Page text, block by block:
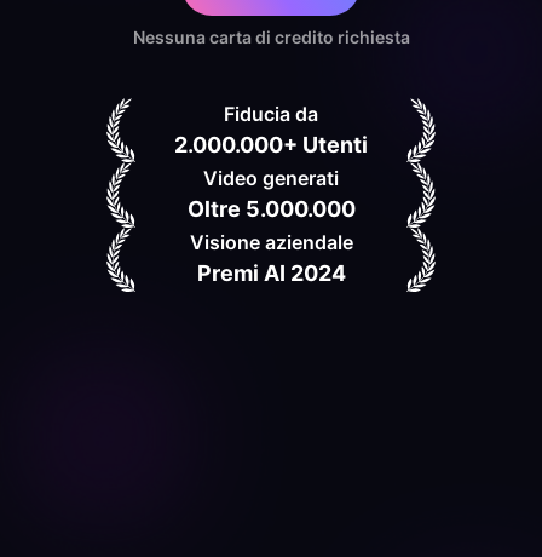
Nessuna carta di credito richiesta
Fiducia da
2.000.000+ Utenti
Video generati
Oltre 5.000.000
Visione aziendale
Premi AI 2024